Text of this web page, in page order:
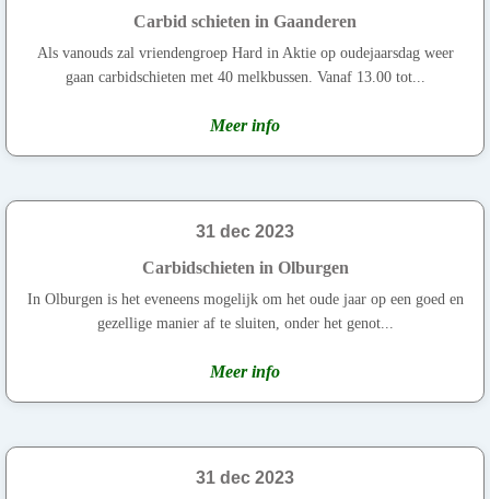
Carbid schieten in Gaanderen
Als vanouds zal vriendengroep Hard in Aktie op oudejaarsdag weer
gaan carbidschieten met 40 melkbussen. Vanaf 13.00 tot...
Meer info
31 dec 2023
Carbidschieten in Olburgen
In Olburgen is het eveneens mogelijk om het oude jaar op een goed en
gezellige manier af te sluiten, onder het genot...
Meer info
31 dec 2023